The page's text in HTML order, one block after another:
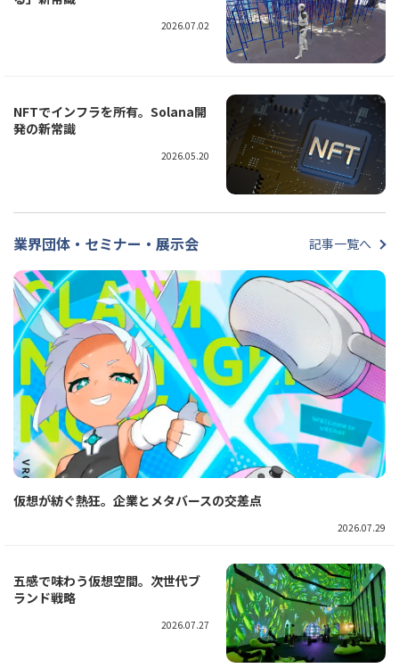
2026.07.02
NFTでインフラを所有。Solana開
発の新常識
2026.05.20
業界団体・セミナー・展示会 記事一覧へ
仮想が紡ぐ熱狂。企業とメタバースの交差点
2026.07.29
五感で味わう仮想空間。次世代ブ
ランド戦略
2026.07.27